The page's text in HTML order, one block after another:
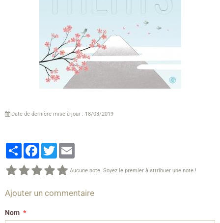
Date de dernière mise à jour : 18/03/2019
PartagerFacebook
Twitter
Aucune note. Soyez le premier à attribuer une note !
Ajouter un commentaire
Nom